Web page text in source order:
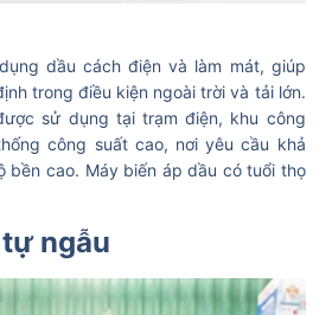
dầu cách điện và làm mát, giúp
trong điều kiện ngoài trời và tải lớn.
sử dụng tại trạm điện, khu công
công suất cao, nơi yêu cầu khả
bền cao. Máy biến áp dầu có tuổi thọ
ngẫu